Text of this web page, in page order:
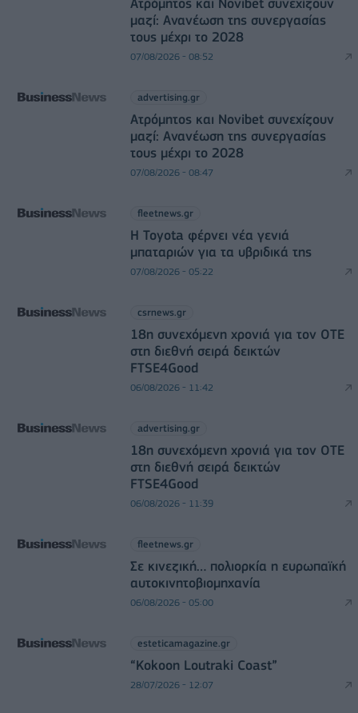
μαζί: Ανανέωση της συνεργασίας
τους μέχρι το 2028
07/08/2026 - 08:52
advertising.gr
Ατρόμητος και Novibet συνεχίζουν
μαζί: Ανανέωση της συνεργασίας
τους μέχρι το 2028
07/08/2026 - 08:47
fleetnews.gr
Η Toyota φέρνει νέα γενιά
μπαταριών για τα υβριδικά της
07/08/2026 - 05:22
csrnews.gr
18η συνεχόμενη χρονιά για τον ΟΤΕ
στη διεθνή σειρά δεικτών
FTSE4Good
06/08/2026 - 11:42
advertising.gr
18η συνεχόμενη χρονιά για τον ΟΤΕ
στη διεθνή σειρά δεικτών
FTSE4Good
06/08/2026 - 11:39
fleetnews.gr
Σε κινεζική… πολιορκία η ευρωπαϊκή
αυτοκινητοβιομηχανία
06/08/2026 - 05:00
esteticamagazine.gr
“Kokoon Loutraki Coast”
28/07/2026 - 12:07